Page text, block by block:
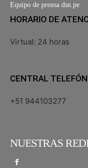
Equipo de prensa dsn.pe
HORARIO DE
Virtual: 24 horas
CENTRAL
+51 944103277
NUESTRAS